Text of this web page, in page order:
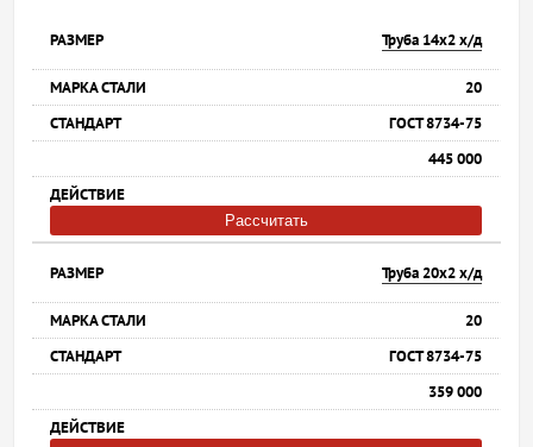
Труба 14х2 х/д
20
ГОСТ 8734-75
445 000
Рассчитать
Труба 20х2 х/д
20
ГОСТ 8734-75
359 000